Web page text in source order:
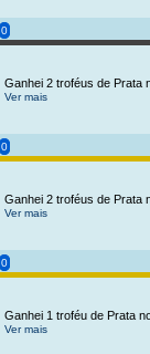
0
Ganhei 2 troféus de Prata
Ver mais
0
Ganhei 2 troféus de Prata
Ver mais
0
Ganhei 1 troféu de Prata
Ver mais